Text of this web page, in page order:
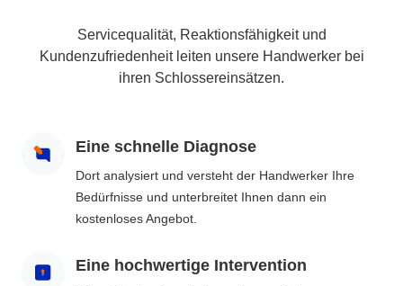
Servicequalität, Reaktionsfähigkeit und
Kundenzufriedenheit leiten unsere Handwerker bei
ihren Schlossereinsätzen.
Eine schnelle Diagnose
Dort analysiert und versteht der Handwerker Ihre
Bedürfnisse und unterbreitet Ihnen dann ein
kostenloses Angebot.
Eine hochwertige Intervention